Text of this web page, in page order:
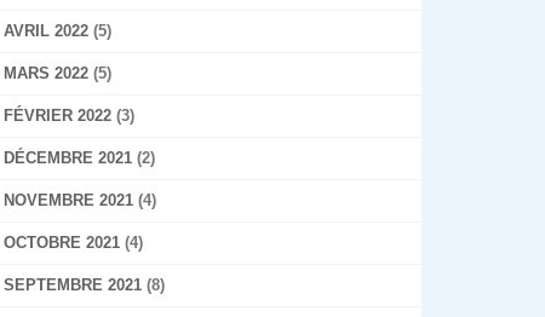
AVRIL 2022 (5)
MARS 2022 (5)
FÉVRIER 2022 (3)
DÉCEMBRE 2021 (2)
NOVEMBRE 2021 (4)
OCTOBRE 2021 (4)
SEPTEMBRE 2021 (8)